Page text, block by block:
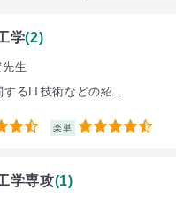
学(2)
生
するIT技術などの紹...
楽単 4.5
学専攻(1)